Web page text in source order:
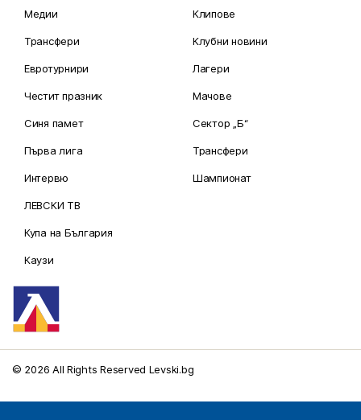
Медии
Трансфери
Евротурнири
Честит празник
Синя памет
Първа лига
Интервю
ЛЕВСКИ ТВ
Купа на България
Каузи
Клипове
Клубни новини
Лагери
Мачове
Сектор „Б“
Трансфери
Шампионат
© 2026 All Rights Reserved Levski.bg